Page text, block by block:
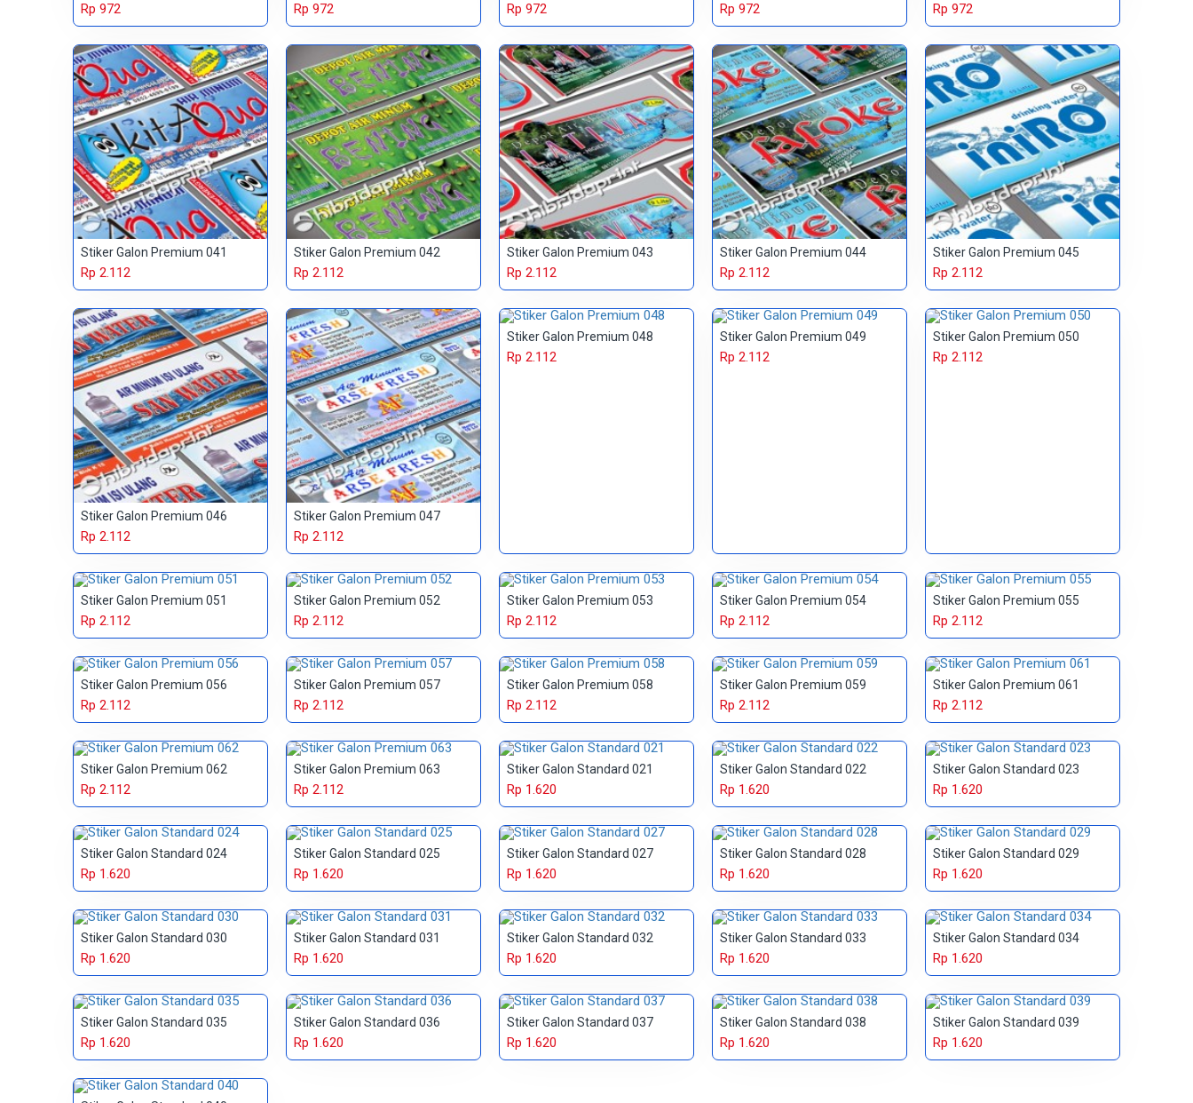
Rp 972 Rp 972 Rp 972 Rp 972 Rp 972
Stiker Galon Premium 041
Rp 2.112
Stiker Galon Premium 042
Rp 2.112
Stiker Galon Premium 043
Rp 2.112
Stiker Galon Premium 044
Rp 2.112
Stiker Galon Premium 045
Rp 2.112
Stiker Galon Premium 046
Rp 2.112
Stiker Galon Premium 047
Rp 2.112
Stiker Galon Premium 048
Rp 2.112
Stiker Galon Premium 049
Rp 2.112
Stiker Galon Premium 050
Rp 2.112
Stiker Galon Premium 051
Rp 2.112
Stiker Galon Premium 052
Rp 2.112
Stiker Galon Premium 053
Rp 2.112
Stiker Galon Premium 054
Rp 2.112
Stiker Galon Premium 055
Rp 2.112
Stiker Galon Premium 056
Rp 2.112
Stiker Galon Premium 057
Rp 2.112
Stiker Galon Premium 058
Rp 2.112
Stiker Galon Premium 059
Rp 2.112
Stiker Galon Premium 061
Rp 2.112
Stiker Galon Premium 062
Rp 2.112
Stiker Galon Premium 063
Rp 2.112
Stiker Galon Standard 021
Rp 1.620
Stiker Galon Standard 022
Rp 1.620
Stiker Galon Standard 023
Rp 1.620
Stiker Galon Standard 024
Rp 1.620
Stiker Galon Standard 025
Rp 1.620
Stiker Galon Standard 027
Rp 1.620
Stiker Galon Standard 028
Rp 1.620
Stiker Galon Standard 029
Rp 1.620
Stiker Galon Standard 030
Rp 1.620
Stiker Galon Standard 031
Rp 1.620
Stiker Galon Standard 032
Rp 1.620
Stiker Galon Standard 033
Rp 1.620
Stiker Galon Standard 034
Rp 1.620
Stiker Galon Standard 035
Rp 1.620
Stiker Galon Standard 036
Rp 1.620
Stiker Galon Standard 037
Rp 1.620
Stiker Galon Standard 038
Rp 1.620
Stiker Galon Standard 039
Rp 1.620